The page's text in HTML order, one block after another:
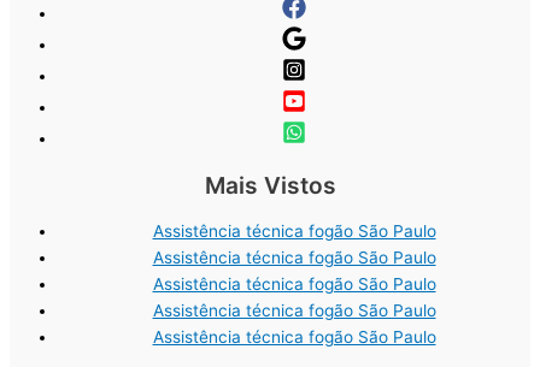
Mais Vistos
Assistência técnica fogão São Paulo
Assistência técnica fogão São Paulo
Assistência técnica fogão São Paulo
Assistência técnica fogão São Paulo
Assistência técnica fogão São Paulo